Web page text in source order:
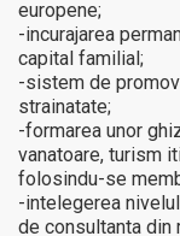
europene;
-incurajarea
capital familial;
-sistem de
strainatate;
-formarea unor
vanatoare, turism
folosindu-se
-intelegerea
de consultanta din